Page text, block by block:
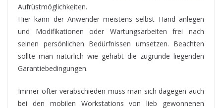
Aufrüstmöglichkeiten.
Hier kann der Anwender meistens selbst Hand anlegen
und Modifikationen oder Wartungsarbeiten frei nach
seinen persönlichen Bedürfnissen umsetzen. Beachten
sollte man natürlich wie gehabt die zugrunde liegenden
Garantiebedingungen.
Immer öfter verabschieden muss man sich dagegen auch
bei den mobilen Workstations von lieb gewonnenen